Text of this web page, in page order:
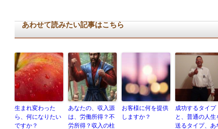
あわせて読みたい記事はこちら
生まれ変わった
ら、何になりたい
ですか？
あなたの、収入源
は、労働所得？不
労所得？収入の柱
お客様に何を提供
しますか？
成功するタイプ
と、普通の人生
送るタイプ、あ